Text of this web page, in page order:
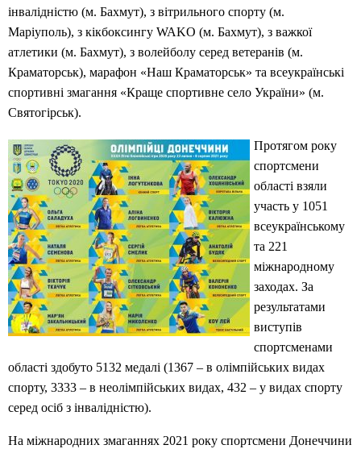
інвалідністю (м. Бахмут), з вітрильного спорту (м.
Маріуполь), з кікбоксингу WAKO (м. Бахмут), з важкої
атлетики (м. Бахмут), з волейболу серед ветеранів (м.
Краматорськ), марафон «Наш Краматорськ» та всеукраїнські
спортивні змагання «Краще спортивне село України» (м.
Святогірськ).
Протягом року
спортсмени
області взяли
участь у 1051
всеукраїнському
та 221
міжнародному
заходах. За
результатами
виступів
спортсменами
області здобуто 5132 медалі (1367 – в олімпійських видах
спорту, 3333 – в неолімпійських видах, 432 – у видах спорту
серед осіб з інвалідністю).
На міжнародних змаганнях 2021 року спортсмени Донеччини